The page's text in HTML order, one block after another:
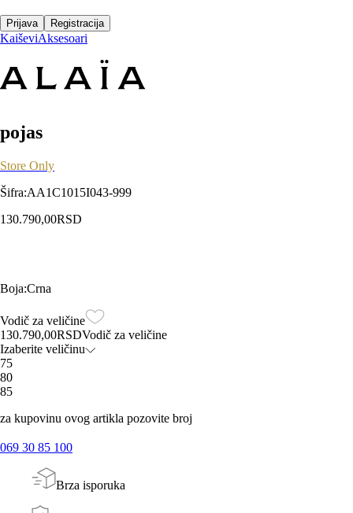
Prijava Registracija
KaiševiAksesoari
pojas
Store Only
Šifra:AA1C1015I043-999
130.790,00RSD
Boja:Crna
Vodič za veličine
130.790,00RSDVodič za veličine
Izaberite veličinu
75
80
85
za kupovinu ovog artikla pozovite broj
069 30 85 100
Brza isporuka